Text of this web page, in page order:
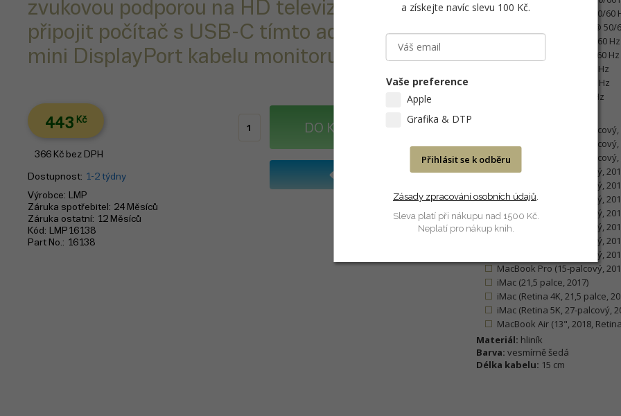
zvukovou podporou na HD televizoru. Stačí
připojit počítač s USB-C tímto adaptérem k
mini DisplayPort kabelu monitoru atd.
443 Kč
366 Kč bez DPH
Dostupnost 1-2 týdny
Výrobce
LMP
Záruka spotřebitel
24 Měsíců
Záruka ostatní 12 Měsíců
Kód
LMP16138
Part No.
16138
DO KOŠÍKU
1920×1200 (WUXGA) @ 50/60
1920×1080 (FHD 1080p) @ 50/
1600×1200 (UXGA) @ 50/60 Hz
1280×1024 (SXGA) @ 50/60 Hz
1024×768 (XGA) @ 50/60 Hz
800×600 (SVGA) @ 50/60 Hz
640×480 (VGA) @ 50/60 Hz
MacBook (Retina, 12-
MacBook (Retina, 12-palcový,
MacBook (Retina, 12-palcový,
MacBook Pro (13-palcový,
MacBook Pro (13-palcový,
MacBook Pro (13-palcový,
MacBook Pro (13-palcový,
MacBook Pro (13-palcový,
MacBook Pro (15-palcový,
MacBook Pro (15-palcový,
MacBook Pro (15-palcový,
iMac (21,5 palce, 2017)
iMac (Retina 4K, 21,5 palce,
iMac (Retina 5K, 27-palcový,
MacBook Air (13", 2018,
Materiál: hliník
Barva: vesmírně šedá
Délka kabelu: 15 cm
a získejte navíc slevu 100 Kč.
Vaše preference
Apple
Grafika & DTP
Přihlásit se k odběru
Zásady zpracování osobních údajů.
Sleva platí při nákupu nad 1500 Kč.
Neplatí pro nákup knih.